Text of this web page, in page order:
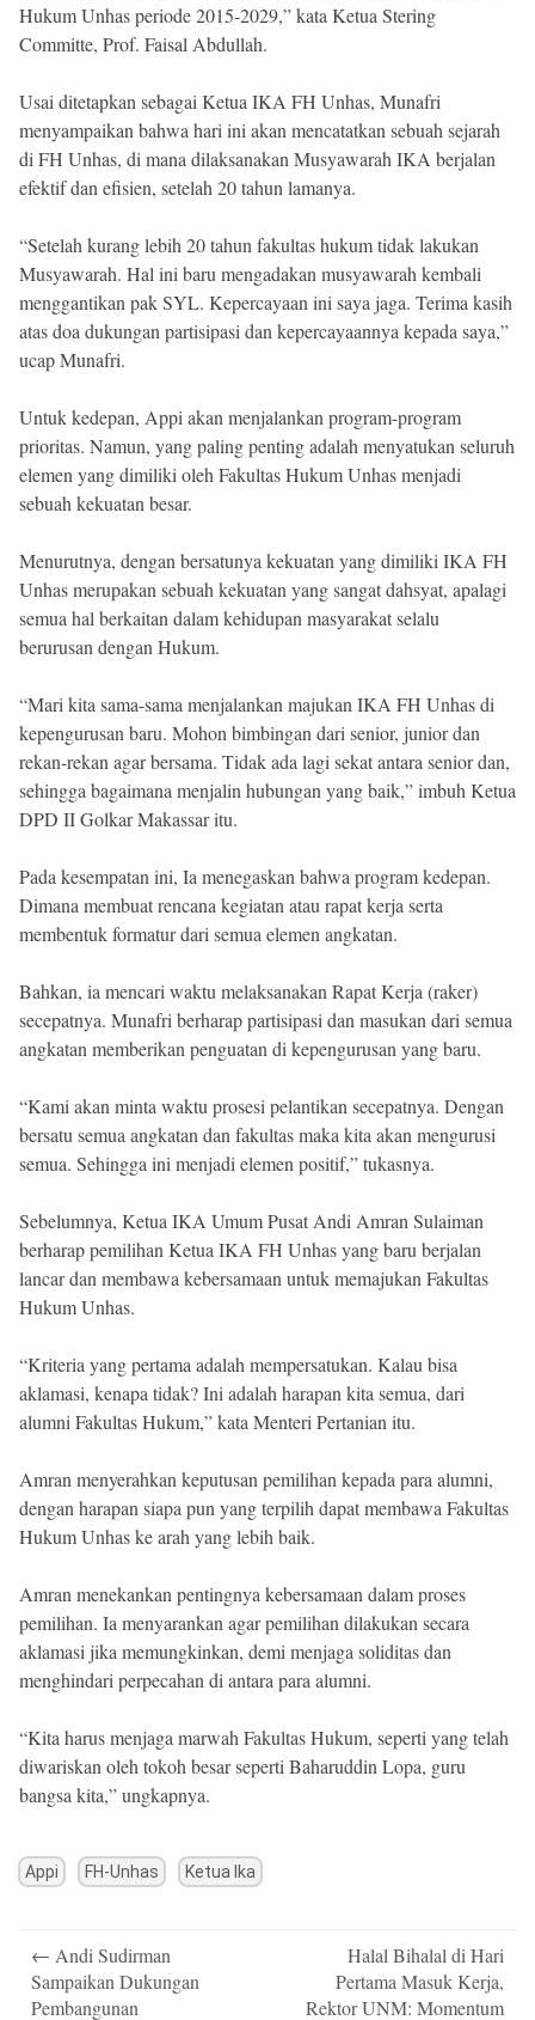
Hukum Unhas periode 2015-2029,” kata Ketua Stering
Committe, Prof. Faisal Abdullah.
Usai ditetapkan sebagai Ketua IKA FH Unhas, Munafri
menyampaikan bahwa hari ini akan mencatatkan sebuah sejarah
di FH Unhas, di mana dilaksanakan Musyawarah IKA berjalan
efektif dan efisien, setelah 20 tahun lamanya.
“Setelah kurang lebih 20 tahun fakultas hukum tidak lakukan
Musyawarah. Hal ini baru mengadakan musyawarah kembali
menggantikan pak SYL. Kepercayaan ini saya jaga. Terima kasih
atas doa dukungan partisipasi dan kepercayaannya kepada saya,”
ucap Munafri.
Untuk kedepan, Appi akan menjalankan program-program
prioritas. Namun, yang paling penting adalah menyatukan seluruh
elemen yang dimiliki oleh Fakultas Hukum Unhas menjadi
sebuah kekuatan besar.
Menurutnya, dengan bersatunya kekuatan yang dimiliki IKA FH
Unhas merupakan sebuah kekuatan yang sangat dahsyat, apalagi
semua hal berkaitan dalam kehidupan masyarakat selalu
berurusan dengan Hukum.
“Mari kita sama-sama menjalankan majukan IKA FH Unhas di
kepengurusan baru. Mohon bimbingan dari senior, junior dan
rekan-rekan agar bersama. Tidak ada lagi sekat antara senior dan,
sehingga bagaimana menjalin hubungan yang baik,” imbuh Ketua
DPD II Golkar Makassar itu.
Pada kesempatan ini, Ia menegaskan bahwa program kedepan.
Dimana membuat rencana kegiatan atau rapat kerja serta
membentuk formatur dari semua elemen angkatan.
Bahkan, ia mencari waktu melaksanakan Rapat Kerja (raker)
secepatnya. Munafri berharap partisipasi dan masukan dari semua
angkatan memberikan penguatan di kepengurusan yang baru.
“Kami akan minta waktu prosesi pelantikan secepatnya. Dengan
bersatu semua angkatan dan fakultas maka kita akan mengurusi
semua. Sehingga ini menjadi elemen positif,” tukasnya.
Sebelumnya, Ketua IKA Umum Pusat Andi Amran Sulaiman
berharap pemilihan Ketua IKA FH Unhas yang baru berjalan
lancar dan membawa kebersamaan untuk memajukan Fakultas
Hukum Unhas.
“Kriteria yang pertama adalah mempersatukan. Kalau bisa
aklamasi, kenapa tidak? Ini adalah harapan kita semua, dari
alumni Fakultas Hukum,” kata Menteri Pertanian itu.
Amran menyerahkan keputusan pemilihan kepada para alumni,
dengan harapan siapa pun yang terpilih dapat membawa Fakultas
Hukum Unhas ke arah yang lebih baik.
Amran menekankan pentingnya kebersamaan dalam proses
pemilihan. Ia menyarankan agar pemilihan dilakukan secara
aklamasi jika memungkinkan, demi menjaga soliditas dan
menghindari perpecahan di antara para alumni.
“Kita harus menjaga marwah Fakultas Hukum, seperti yang telah
diwariskan oleh tokoh besar seperti Baharuddin Lopa, guru
bangsa kita,” ungkapnya.
Appi FH-Unhas Ketua Ika
navigation
← Andi Sudirman
Sampaikan Dukungan
Pembangunan
Halal Bihalal di Hari
Pertama Masuk Kerja,
Rektor UNM: Momentum